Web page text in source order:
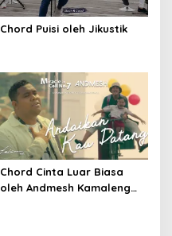
Chord Puisi oleh Jikustik
Chord Cinta Luar Biasa
oleh Andmesh Kamaleng